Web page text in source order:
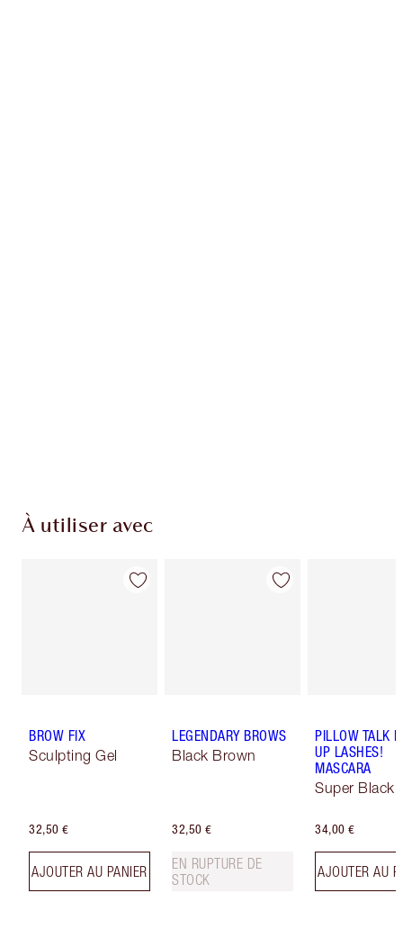
À utiliser avec
BROW FIX
Sculpting Gel
32,50 €
AJOUTER AU PANIER
LEGENDARY BROWS
Black Brown
32,50 €
EN RUPTURE DE
STOCK
PILLOW TALK
UP LASHES!
MASCARA
Super Black
34,00 €
AJOUTER AU